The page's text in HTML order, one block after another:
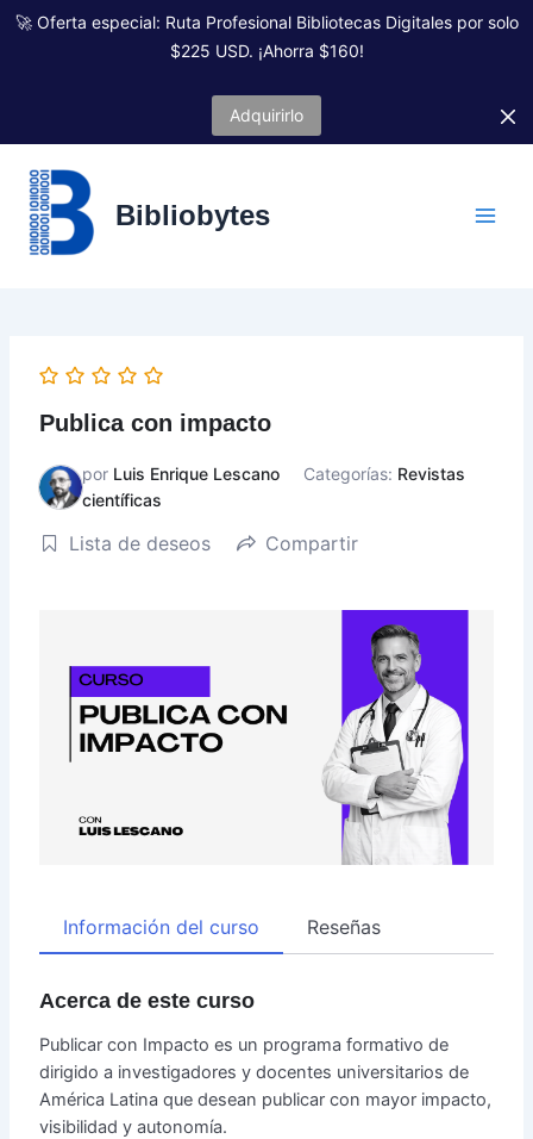
🚀 Oferta especial: Ruta Profesional Bibliotecas Digitales por solo
$225 USD. ¡Ahorra $160!
Adquirirlo
Bibliobytes
Publica con impacto
por Luis Enrique Lescano Categorías: Revistas
científicas
Lista de deseos Compartir
Información del curso Reseñas
Acerca de este curso
Publicar con Impacto es un programa formativo de
dirigido a investigadores y docentes universitarios de
América Latina que desean publicar con mayor impacto,
visibilidad y autonomía.